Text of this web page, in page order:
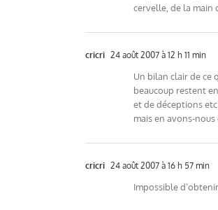
cervelle, de la main
cricri 24 août 2007 à 12 h 11 min
Un bilan clair de ce
beaucoup restent
et de déceptions
mais en avons-
cricri 24 août 2007 à 16 h 57 min
Impossible